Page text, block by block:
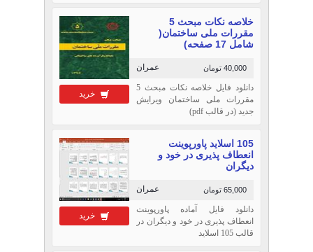
خرید
خلاصه نکات مبحث 5
مقررات ملی ساختمان(
شامل 17 صفحه)
عمران 40,000 تومان
دانلود فایل خلاصه نکات مبحث 5
مقررات ملی ساختمان ویرایش
جدید (در قالب pdf)
خرید
105 اسلاید پاورپوینت
انعطاف پذیری در خود و
دیگران
عمران 65,000 تومان
دانلود فایل آماده پاورپوینت
انعطاف پذیری در خود و دیگران در
قالب 105 اسلاید